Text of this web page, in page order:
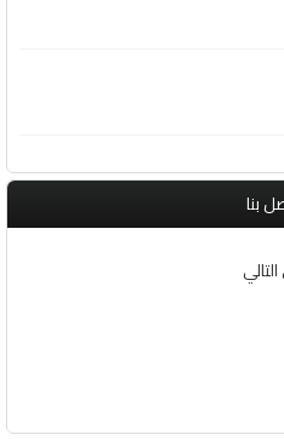
بنا